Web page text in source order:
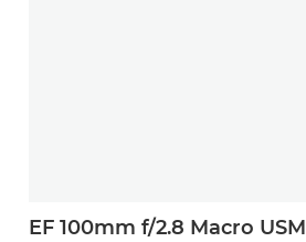
EF 100mm f/2.8 Macro USM